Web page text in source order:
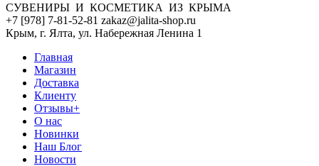
СУВЕНИРЫ И КОСМЕТИКА ИЗ КРЫМА
+7 [978] 7-81-52-81 zakaz@jalita-shop.ru
Крым, г. Ялта, ул. Набережная Ленина 1
Главная
Магазин
Доставка
Клиенту
Отзывы+
О нас
Новинки
Наш Блог
Новости